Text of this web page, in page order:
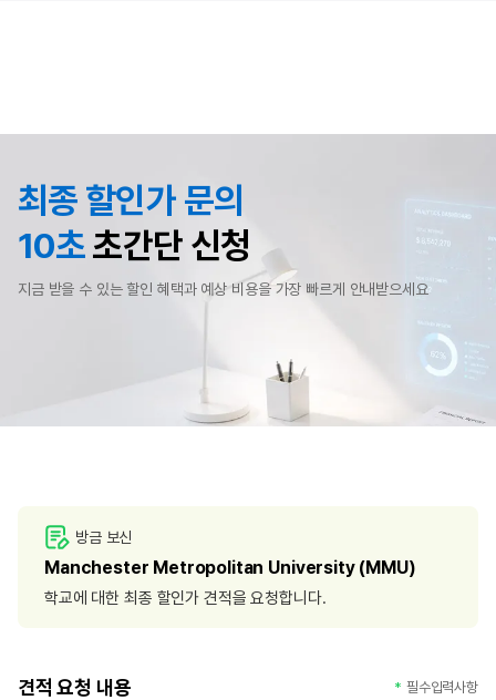
최종 할인가 문의
10초초간단 신청
지금 받을 수 있는 할인 혜택과 예상 비용을 가장 빠르게 안내받으세요
방금 보신
Manchester Metropolitan University (MMU)
학교에 대한 최종 할인가 견적을 요청합니다.
견적 요청 내용 필수입력사항